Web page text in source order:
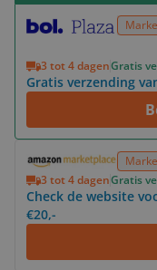
3 tot 4 dagenGratis
Gratis verzending
3 tot 4 dagenGratis
Check de website
€20,-